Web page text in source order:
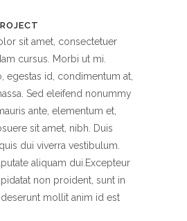
sit amet, consectetuer
cursus. Morbi ut mi.
egestas id, condimentum at,
Sed eleifend nonummy
ante, elementum et,
sit amet, nibh. Duis
dui viverra vestibulum.
aliquam dui.Excepteur
non proident, sunt in
mollit anim id est